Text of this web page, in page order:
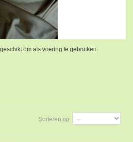
om als voering te gebruiken.
Sorteren op